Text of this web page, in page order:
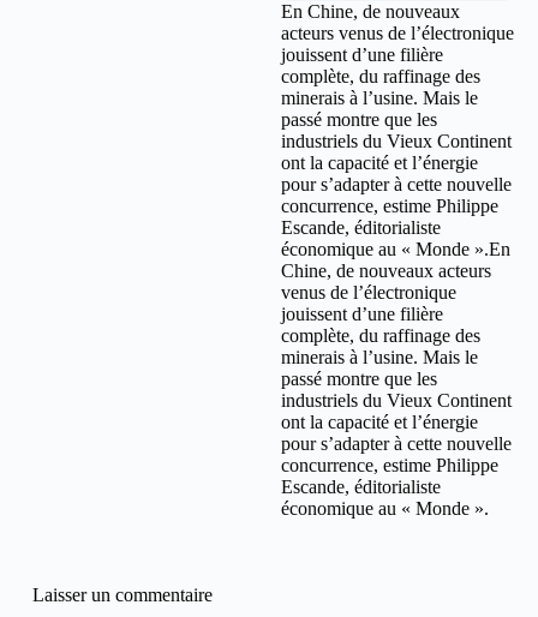
En Chine, de nouveaux
acteurs venus de l’électronique
jouissent d’une filière
complète, du raffinage des
minerais à l’usine. Mais le
passé montre que les
industriels du Vieux Continent
ont la capacité et l’énergie
pour s’adapter à cette nouvelle
concurrence, estime Philippe
Escande, éditorialiste
économique au « Monde ».En
Chine, de nouveaux acteurs
venus de l’électronique
jouissent d’une filière
complète, du raffinage des
minerais à l’usine. Mais le
passé montre que les
industriels du Vieux Continent
ont la capacité et l’énergie
pour s’adapter à cette nouvelle
concurrence, estime Philippe
Escande, éditorialiste
économique au « Monde ».
Laisser un commentaire